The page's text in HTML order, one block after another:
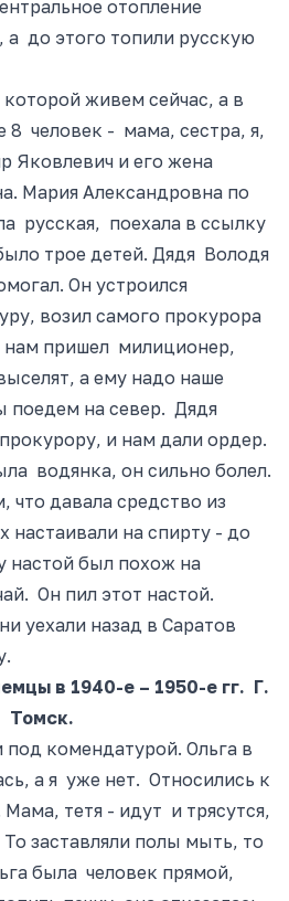
отопление
а до этого топили русскую
живем сейчас, а в
8 человек - мама, сестра, я,
Яковлевич и его жена
Мария Александровна по
русская, поехала в ссылку
трое детей. Дядя Володя
Он устроился
возил самого прокурора
нам пришел милиционер,
а ему надо наше
поедем на север. Дядя
у, и нам дали ордер.
водянка, он сильно болел.
что давала средство из
настаивали на спирту - до
настой был похож на
Он пил этот настой.
уехали назад в Саратов
в 1940-е – 1950-е гг. Г.
Томск.
комендатурой. Ольга в
а я уже нет. Относились к
Мама, тетя - идут и трясутся,
То заставляли полы мыть, то
была человек прямой,